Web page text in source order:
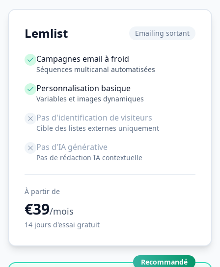
Lemlist Emailing sortant
Campagnes email à froid
Séquences multicanal automatisées
Personnalisation basique
Variables et images dynamiques
Pas d'identification de visiteurs
Cible des listes externes uniquement
Pas d'IA générative
Pas de rédaction IA contextuelle
À partir de
€39/mois
14 jours d'essai gratuit
Recommandé